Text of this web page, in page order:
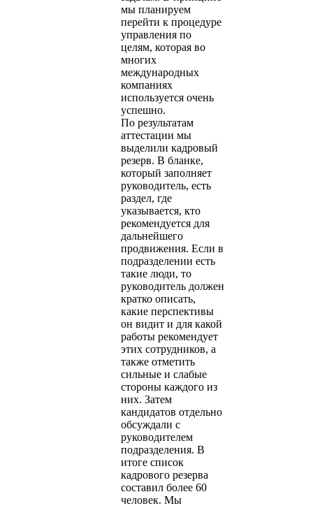
мы планируем
перейти к процедуре
управления по
целям, которая во
многих
международных
компаниях
используется очень
успешно.
По результатам
аттестации мы
выделили кадровый
резерв. В бланке,
который заполняет
руководитель, есть
раздел, где
указывается, кто
рекомендуется для
дальнейшего
продвижения. Если в
подразделении есть
такие люди, то
руководитель должен
кратко описать,
какие перспективы
он видит и для какой
работы рекомендует
этих сотрудников, а
также отметить
сильные и слабые
стороны каждого из
них. Затем
кандидатов отдельно
обсуждали с
руководителем
подразделения. В
итоге список
кадрового резерва
составил более 60
человек. Мы